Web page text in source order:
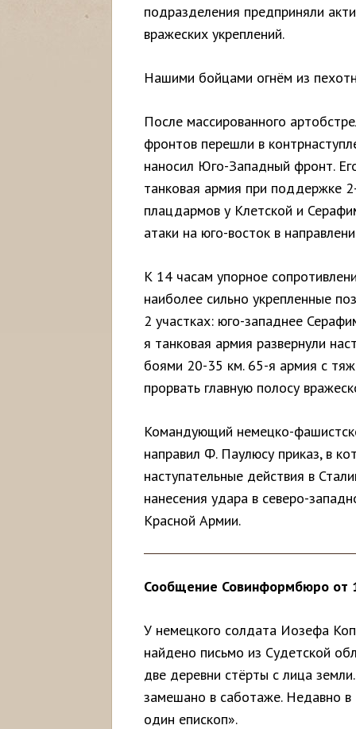
подразделения предприняли
вражеских укреплений.
Нашими бойцами огнём из
После массированного
фронтов перешли в
наносил Юго-Западный фронт.
танковая армия при поддержке
плацдармов у Клетской и
атаки на юго-восток в
К 14 часам упорное
наиболее сильно укрепленные
2 участках: юго-западнее
я танковая армия развернули
боями 20-35 км. 65-я армия с
прорвать главную полосу
Командующий немецко-
направил Ф. Паулюсу приказ, в
наступательные действия в
нанесения удара в северо-
Красной Армии.
Сообщение Совинформбюро от
У немецкого солдата Иозефа
найдено письмо из Судетской
две деревни стёрты с лица
замешано в саботаже. Недавно
один епископ».